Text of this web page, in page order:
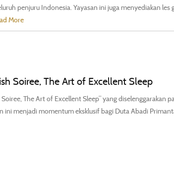
penjuru Indonesia. Yayasan ini juga menyediakan les
More
Soiree, The Art of Excellent Sleep
The Art of Excellent Sleep” yang diselenggarakan
ini menjadi momentum eksklusif bagi Duta Abadi